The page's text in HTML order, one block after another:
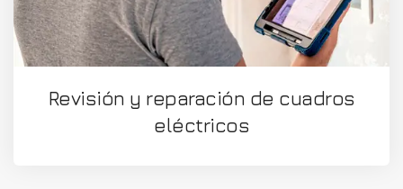
Revisión y reparación de cuadros
eléctricos